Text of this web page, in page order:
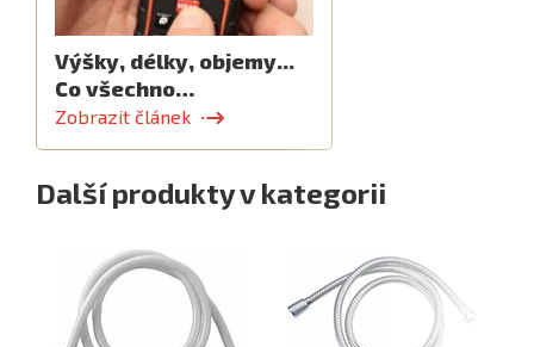
Výšky, délky, objemy...
Co všechno…
Zobrazit článek
Další produkty v kategorii